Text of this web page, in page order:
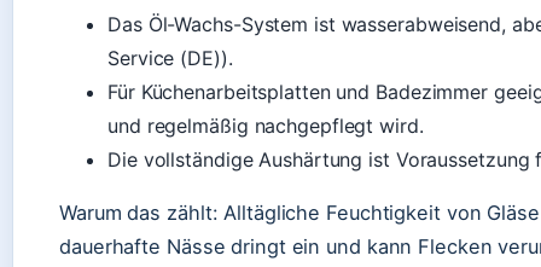
Das Öl-Wachs-System ist wasserabweisend,
Service (DE)).
Für Küchenarbeitsplatten und Badezimmer
und regelmäßig nachgepflegt wird.
Die vollständige Aushärtung ist Voraussetzung
Warum das zählt: Alltägliche Feuchtigkeit von
dauerhafte Nässe dringt ein und kann Flecken